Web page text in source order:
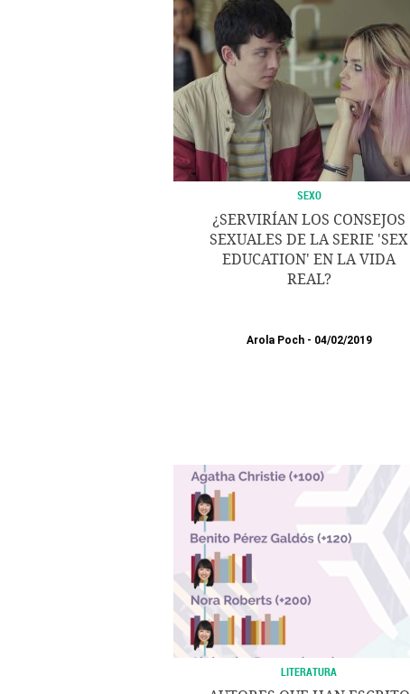
SEXO
¿SERVIRÍAN LOS CONSEJOS
SEXUALES DE LA SERIE 'SEX
EDUCATION' EN LA VIDA
REAL?
Arola Poch 04/02/2019
LITERATURA